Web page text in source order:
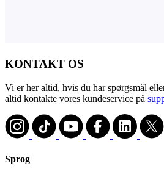
KONTAKT OS
Vi er her altid, hvis du har spørgsmål
altid kontakte vores kundeservice på
Sprog